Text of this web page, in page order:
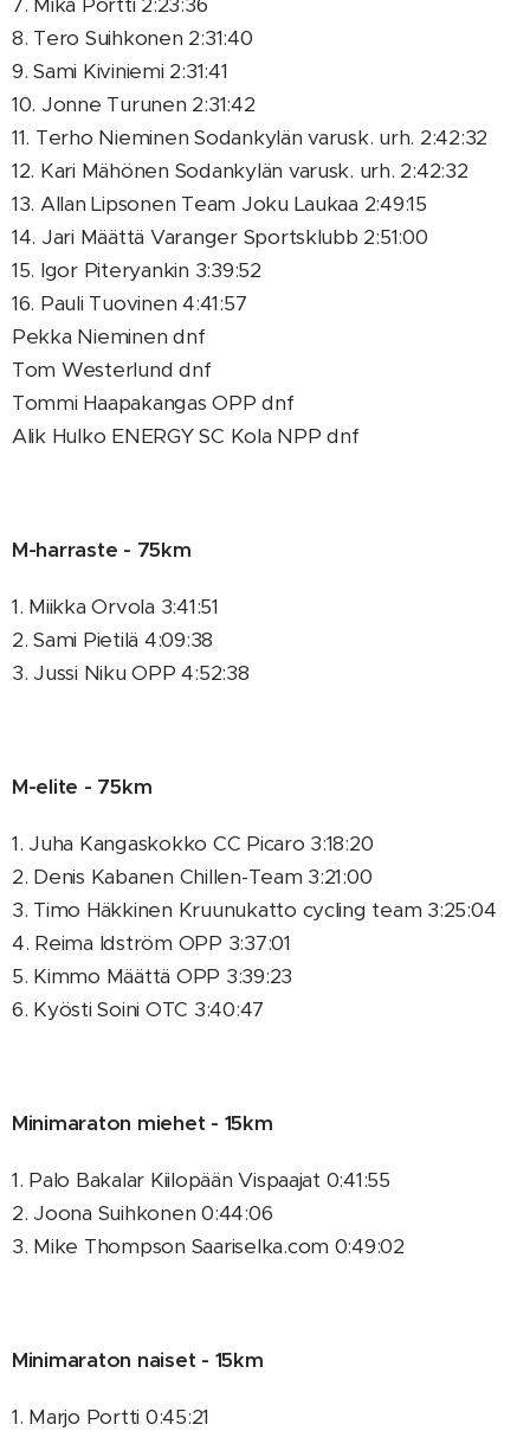
8. Tero Suihkonen 2:31:40
9. Sami Kiviniemi 2:31:41
10. Jonne Turunen 2:31:42
11. Terho Nieminen Sodankylän varusk. urh. 2:42:32
12. Kari Mähönen Sodankylän varusk. urh. 2:42:32
13. Allan Lipsonen Team Joku Laukaa 2:49:15
14. Jari Määttä Varanger Sportsklubb 2:51:00
15. Igor Piteryankin 3:39:52
16. Pauli Tuovinen 4:41:57
Pekka Nieminen dnf
Tom Westerlund dnf
Tommi Haapakangas OPP dnf
Alik Hulko ENERGY SC Kola NPP dnf
M-harraste - 75km
1. Miikka Orvola 3:41:51
2. Sami Pietilä 4:09:38
3. Jussi Niku OPP 4:52:38
M-elite - 75km
1. Juha Kangaskokko CC Picaro 3:18:20
2. Denis Kabanen Chillen-Team 3:21:00
3. Timo Häkkinen Kruunukatto cycling team 3:25:04
4. Reima Idström OPP 3:37:01
5. Kimmo Määttä OPP 3:39:23
6. Kyösti Soini OTC 3:40:47
Minimaraton miehet - 15km
1. Palo Bakalar Kiilopään Vispaajat 0:41:55
2. Joona Suihkonen 0:44:06
3. Mike Thompson Saariselka.com 0:49:02
Minimaraton naiset - 15km
1. Marjo Portti 0:45:21